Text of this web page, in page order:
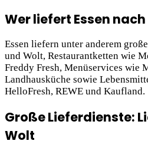
Wer liefert Essen nach
Essen liefern unter anderem
und Wolt, Restaurantketten wie
Freddy Fresh, Menüservices wie
Landhausküche sowie
HelloFresh, REWE und Kaufland.
Große Lieferdienste:
Wolt